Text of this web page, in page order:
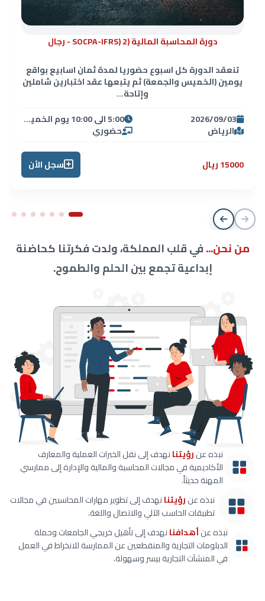
دورة المحاسبة المالية (SOCPA-IFRS) 2 - رجال
تنعقد الدورة كل اسبوع حضوريا لمدة ثمان اسابيع بواقع
يومين (الخميس والجمعة) ثم يتبعها عقد اختبارين شاملين
وإتاحة...
2026/09/03
5:00 الى 10:00 يوم الخميس ومن 8:00 الى 5:00 العصر يوم الجمعة
الرياض حضوري
15000 ريال سجل الأن
من نحن...في قلب المملكة، ولدت فكرتنا كحاضنة
إبداعية تجمع بين الحلم والطموح.
نبذه عنرؤيتنانهدف إلى نقل الخبرات العملية والمعارف
الأكاديمية في مجالات المحاسبة والمالية والإدارة إلى ممارسي
المهنة حديثاً.
نبذه عنرؤيتنانهدف إلى تطوير مهارات المحاسبين في مجالات
تطبيقات الحاسب الآلي والاتصال واللغة.
نبذه عنأهدافنانهدف إلى تأهيل خريجي الجامعات وحملة
الدبلومات التجارية والمنقطعين عن الممارسة للانخراط في العمل
في المنشآت التجارية بيسر وسهولة.